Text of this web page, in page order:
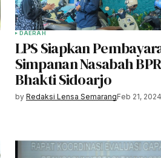
DAERAH
LPS Siapkan
Simpanan Nasabah
Bhakti Sidoarjo
by Redaksi Lensa SemarangFeb 21, 2024